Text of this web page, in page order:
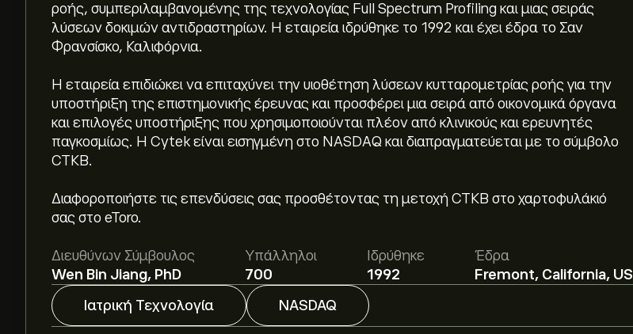
ροής, συμπεριλαμβανομένης της τεχνολογίας Full Spectrum Profiling και μιας σειράς
λύσεων δοκιμών αντιδραστηρίων. Η εταιρεία ιδρύθηκε το 1992 και έχει έδρα το Σαν
Φρανσίσκο, Καλιφόρνια.
Η εταιρεία επιδιώκει να επιταχύνει την υιοθέτηση λύσεων κυτταρομετρίας ροής για την
υποστήριξη της επιστημονικής έρευνας και προσφέρει μια σειρά από οικονομικά όργανα
και επιλογές υποστήριξης που χρησιμοποιούνται πλέον από κλινικούς και ερευνητές
παγκοσμίως. Η Cytek είναι εισηγμένη στο NASDAQ και διαπραγματεύεται με το σύμβολο
CTKB.
Διαφοροποιήστε τις επενδύσεις σας προσθέτοντας τη μετοχή CTKB στο χαρτοφυλάκιό
σας στο eToro.
Διευθύνων Σύμβουλος
Wen Bin Jiang, PhD
Υπάλληλοι
700
Ιδρύθηκε
1992
Έδρα
Fremont, California, US
Ιατρική Τεχνολογία
NASDAQ
αναλυτικές προβλέψεις και τιμές-στόχους από αναλυτές.
Οι αναλυτές προσφέρουν προβλέψεις για το Cytek Biosciences Inc με βάση τις τάσεις της
αγοράς, τις οικονομικές αναφορές και την αναμενόμενη ανάπτυξη. Δείτε την πιο